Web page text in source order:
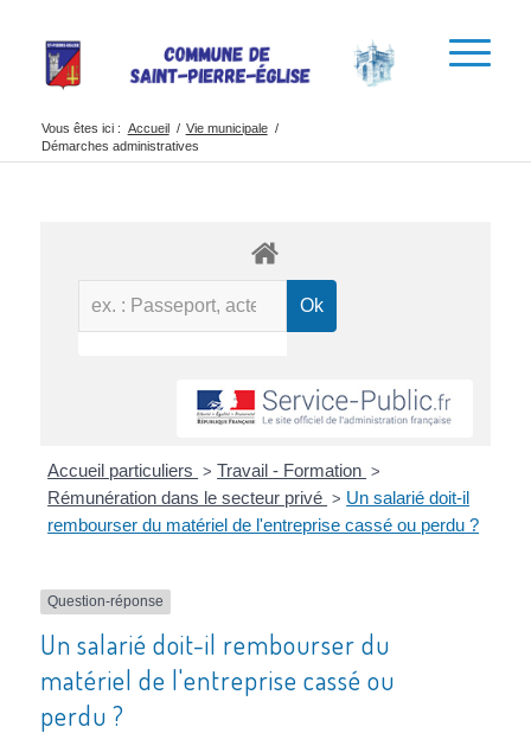
Vous êtes ici : Accueil / Vie municipale /
Démarches administratives
Accueil particuliers > Travail - Formation >
Rémunération dans le secteur privé > Un salarié doit-il
rembourser du matériel de l'entreprise cassé ou perdu ?
Question-réponse
Un salarié doit-il rembourser du
matériel de l'entreprise cassé ou
perdu ?